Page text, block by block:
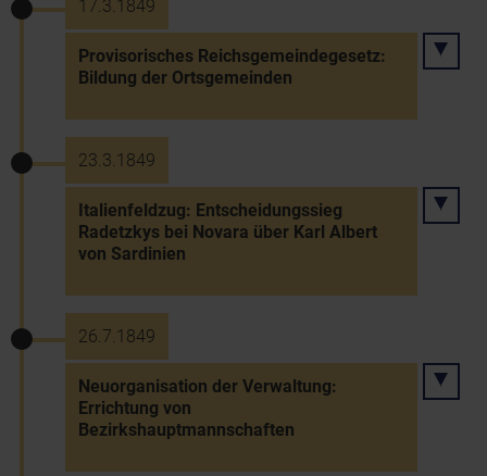
17.3.1849
Provisorisches Reichsgemeindegesetz:
Bildung der Ortsgemeinden
23.3.1849
Italienfeldzug: Entscheidungssieg
Radetzkys bei Novara über Karl Albert
von Sardinien
26.7.1849
Neuorganisation der Verwaltung:
Errichtung von
Bezirkshauptmannschaften